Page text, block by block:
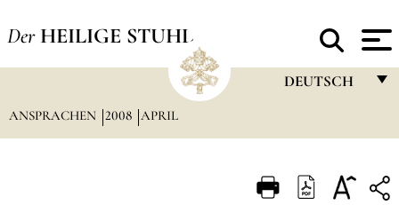
Der HEILIGE STUHL
DEUTSCH
ITALIANO
ANSPRACHEN 2008 APRIL